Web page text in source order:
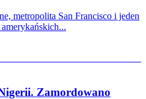
metropolita San Francisco i jeden
Zamordowano